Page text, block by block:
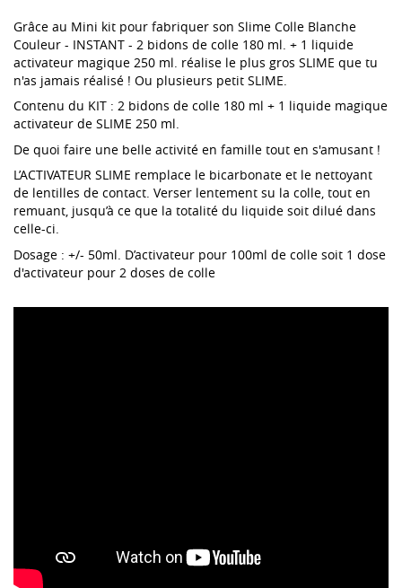
Grâce au Mini kit pour fabriquer son Slime Colle Blanche
Couleur - INSTANT - 2 bidons de colle 180 ml. + 1 liquide
activateur magique 250 ml. réalise le plus gros SLIME que tu
n'as jamais réalisé ! Ou plusieurs petit SLIME.
Contenu du KIT : 2 bidons de colle 180 ml + 1 liquide magique
activateur de SLIME 250 ml.
De quoi faire une belle activité en famille tout en s'amusant !
L’ACTIVATEUR SLIME remplace le bicarbonate et le nettoyant
de lentilles de contact. Verser lentement su la colle, tout en
remuant, jusqu’à ce que la totalité du liquide soit dilué dans
celle-ci.
Dosage : +/- 50ml. D’activateur pour 100ml de colle soit 1 dose
d'activateur pour 2 doses de colle